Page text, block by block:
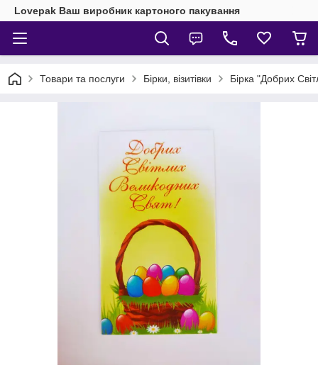
Lovepak Ваш виробник картоного пакування
Товари та послуги Бірки, візитівки Бірка "Добрих